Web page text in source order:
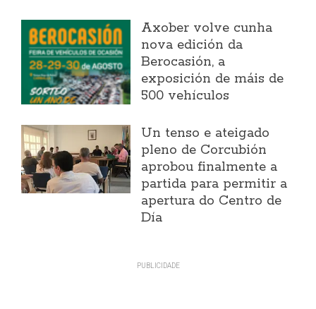
Axober volve cunha
nova edición da
Berocasión, a
exposición de máis de
500 vehículos
Un tenso e ateigado
pleno de Corcubión
aprobou finalmente a
partida para permitir a
apertura do Centro de
Día